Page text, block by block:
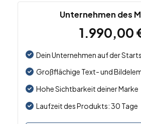
Unternehmen des
1.990,00
Dein Unternehmen auf der
Großflächige Text- und
Hohe Sichtbarkeit deiner Marke
Laufzeit des Produkts: 30 Tage